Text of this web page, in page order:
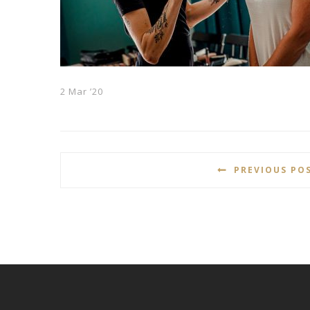
2 Mar ’20
PREVIOUS